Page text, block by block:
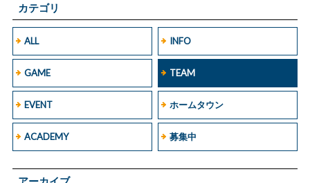
カテゴリ
ALL INFO
GAME TEAM
EVENT ホームタウン
ACADEMY 募集中